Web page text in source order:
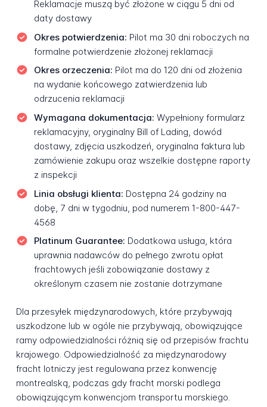
Reklamacje muszą być złożone w ciągu 5 dni od
daty dostawy
Okres potwierdzenia: Pilot ma 30 dni roboczych na
formalne potwierdzenie złożonej reklamacji
Okres orzeczenia: Pilot ma do 120 dni od złożenia
na wydanie końcowego zatwierdzenia lub
odrzucenia reklamacji
Wymagana dokumentacja: Wypełniony formularz
reklamacyjny, oryginalny Bill of Lading, dowód
dostawy, zdjęcia uszkodzeń, oryginalna faktura lub
zamówienie zakupu oraz wszelkie dostępne raporty
z inspekcji
Linia obsługi klienta: Dostępna 24 godziny na
dobę, 7 dni w tygodniu, pod numerem 1-800-447-
4568
Platinum Guarantee: Dodatkowa usługa, która
uprawnia nadawców do pełnego zwrotu opłat
frachtowych jeśli zobowiązanie dostawy z
określonym czasem nie zostanie dotrzymane
Dla przesyłek międzynarodowych, które przybywają
uszkodzone lub w ogóle nie przybywają, obowiązujące
ramy odpowiedzialności różnią się od przepisów frachtu
krajowego. Odpowiedzialność za międzynarodowy
fracht lotniczy jest regulowana przez konwencję
montrealską, podczas gdy fracht morski podlega
obowiązującym konwencjom transportu morskiego.